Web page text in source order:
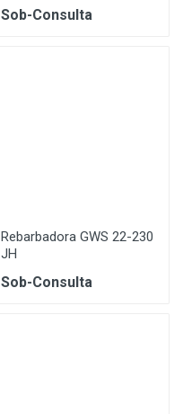
Sob-Consulta
Rebarbadora GWS 22-230
JH
Sob-Consulta